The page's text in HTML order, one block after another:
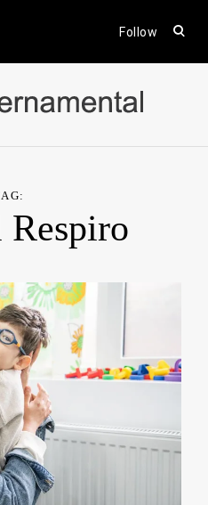
Follow
open
form
Respiro